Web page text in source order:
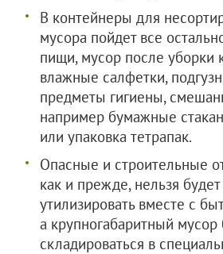
В контейнеры для
мусора пойдет все
пищи, мусор после уборки
влажные салфетки,
предметы гигиены,
например бумажные
или упаковка тетрапак.
Опасные и строительные
как и прежде, нельзя будет
утилизировать вместе с
а крупногабаритный мусор
складироваться в